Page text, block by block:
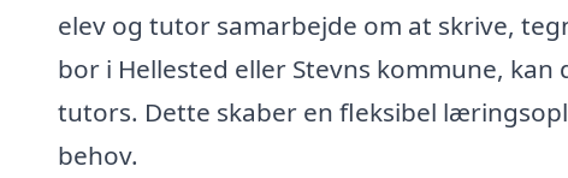
elev og tutor samarbejde om at skrive,
bor i Hellested eller Stevns kommune,
tutors. Dette skaber en fleksibel
behov.